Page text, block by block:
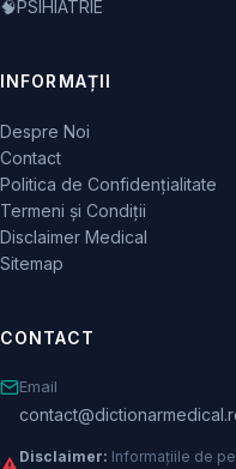
🧠PSIHIATRIE
INFORMAȚII
Despre Noi
Contact
Politica de Confidențialitate
Termeni și Condiții
Disclaimer Medical
Sitemap
CONTACT
Email
Disclaimer: Informațiile de